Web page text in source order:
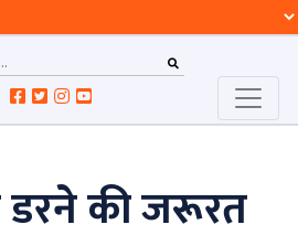
डरने की जरूरत